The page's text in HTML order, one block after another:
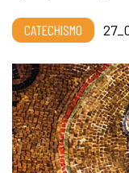
CATECHISMO